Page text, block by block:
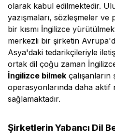
olarak kabul edilmektedir.
yazışmaları, sözleşmeler
bir kısmı İngilizce
merkezli bir şirketin
Asya'daki tedarikçileriyle
ortak dil çoğu zaman
İngilizce bilmek
operasyonlarında daha aktif
sağlamaktadır.
Şirketlerin Yabancı Dil